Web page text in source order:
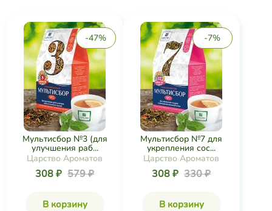
-47%
Мультисбор №3 (для
улучшения раб...
Царство Ароматов
308 ₽ 579 ₽
В корзину
-7%
Мультисбор №7 для
укрепления сос...
Царство Ароматов
308 ₽ 330 ₽
В корзину